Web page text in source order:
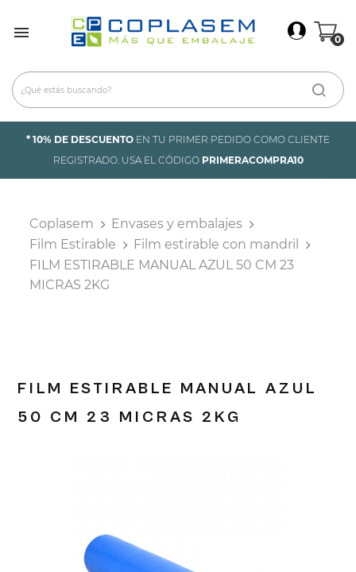
 0
* 10% DE DESCUENTO EN TU PRIMER PEDIDO COMO CLIENTE
REGISTRADO. USA EL CÓDIGO PRIMERACOMPRA10
Coplasem
Envases y embalajes
Film Estirable
Film estirable con mandril
FILM ESTIRABLE MANUAL AZUL 50 CM 23
MICRAS 2KG
FILM ESTIRABLE MANUAL AZUL
50 CM 23 MICRAS 2KG
Iniciar Sesión ×
Cancelar Iniciar sesión